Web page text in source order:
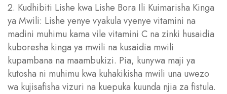
2. Kudhibiti Lishe kwa Lishe Bora Ili Kuimarisha Kinga
ya Mwili: Lishe yenye vyakula vyenye vitamini na
madini muhimu kama vile vitamini C na zinki husaidia
kuboresha kinga ya mwili na kusaidia mwili
kupambana na maambukizi. Pia, kunywa maji ya
kutosha ni muhimu kwa kuhakikisha mwili una uwezo
wa kujisafisha vizuri na kuepuka kuunda njia za fistula.